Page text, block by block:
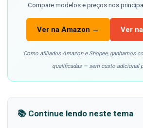
Compare modelos e preços nos
Ver na Amazon → Ver
Como afiliados Amazon e Shopee, ganhamos
qualificadas — sem custo adicional
📚 Continue lendo neste tema